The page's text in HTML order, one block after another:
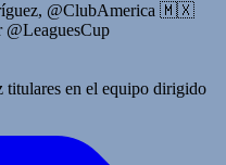
@ClubAmerica 🇲🇽
titulares en el equipo dirigido